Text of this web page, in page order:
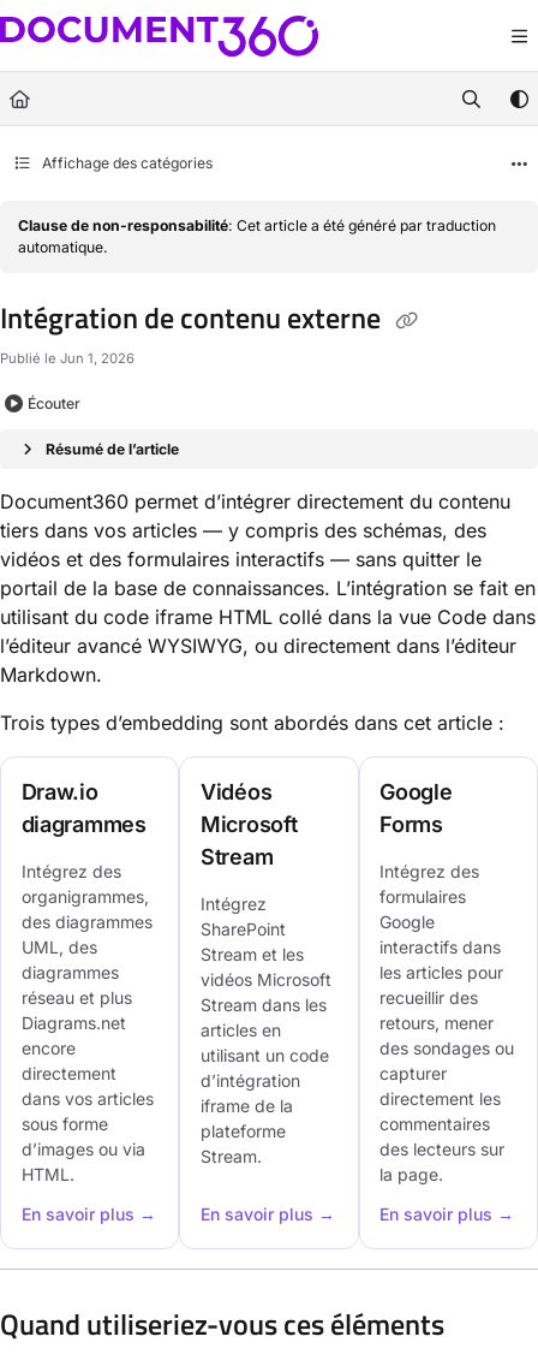
Documentation Index
Fetch the complete documentation index at:https://docs.document360.com/
Use this file to discover all available pages before exploring further.
Affichage des catégories
Clause de non-responsabilité: Cet article a été généré par traduction
automatique.
Intégration de contenu externe
Publié le Jun 1, 2026
Écouter
Résumé de l’article
Document360 permet d’intégrer directement du contenu
tiers dans vos articles — y compris des schémas, des
vidéos et des formulaires interactifs — sans quitter le
portail de la base de connaissances. L’intégration se fait en
utilisant du code iframe HTML collé dans la vue Code dans
l’éditeur avancé WYSIWYG, ou directement dans l’éditeur
Markdown.
Trois types d’embedding sont abordés dans cet article :
Draw.io
diagrammes
Intégrez des
organigrammes,
des diagrammes
UML, des
diagrammes
réseau et plus
Diagrams.net
encore
directement
dans vos articles
sous forme
d’images ou via
HTML.
En savoir plus →
Vidéos
Microsoft
Stream
Intégrez
SharePoint
Stream et les
vidéos Microsoft
Stream dans les
articles en
utilisant un code
d’intégration
iframe de la
plateforme
Stream.
En savoir plus →
Google
Forms
Intégrez des
formulaires
Google
interactifs dans
les articles pour
recueillir des
retours, mener
des sondages ou
capturer
directement les
commentaires
des lecteurs sur
la page.
En savoir plus →
Quand utiliseriez-vous ces éléments